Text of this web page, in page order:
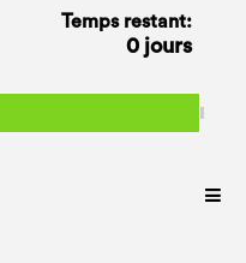
Temps restant:
0 jours